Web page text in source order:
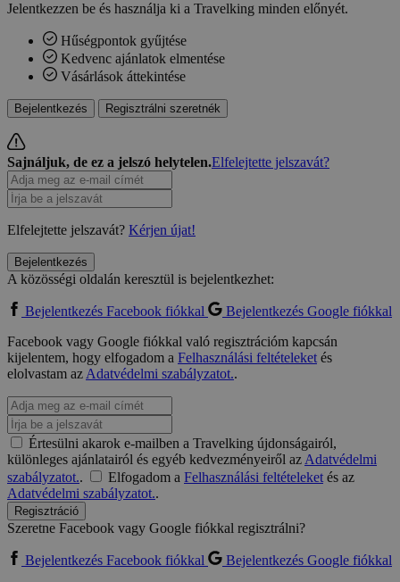
Jelentkezzen be és használja ki a Travelking minden előnyét.
Hűségpontok gyűjtése
Kedvenc ajánlatok elmentése
Vásárlások áttekintése
Bejelentkezés Regisztrálni szeretnék
Sajnáljuk, de ez a jelszó helytelen.Elfelejtette jelszavát?
Elfelejtette jelszavát? Kérjen újat!
Bejelentkezés
A közösségi oldalán keresztül is bejelentkezhet:
Bejelentkezés Facebook fiókkal
Bejelentkezés Google fiókkal
Facebook vagy Google fiókkal való regisztrációm kapcsán
kijelentem, hogy elfogadom a Felhasználási feltételeketés
elolvastam azAdatvédelmi szabályzatot..
Értesülni akarok e-mailben a Travelking újdonságairól,
különleges ajánlatairól és egyéb kedvezményeiről azAdatvédelmi
szabályzatot.. Elfogadom a Felhasználási feltételeketés az
Adatvédelmi szabályzatot..
Regisztráció
Szeretne Facebook vagy Google fiókkal regisztrálni?
Bejelentkezés Facebook fiókkal
Bejelentkezés Google fiókkal